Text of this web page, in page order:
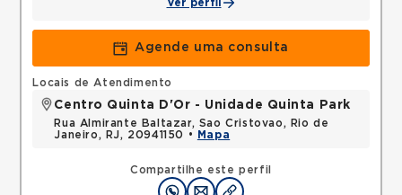
Ver perfil
Agende uma consulta
Compartilhe este perfil
Locais de Atendimento
Centro Quinta D'Or - Unidade Quinta Park
Rua Almirante Baltazar, Sao Cristovao, Rio de
Janeiro, RJ, 20941150 •
Mapa